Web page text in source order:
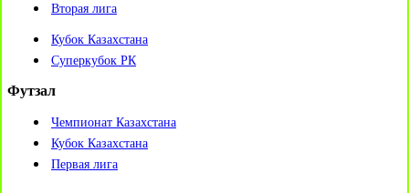
Вторая лига
Кубок Казахстана
Суперкубок РК
Футзал
Чемпионат Казахстана
Кубок Казахстана
Первая лига